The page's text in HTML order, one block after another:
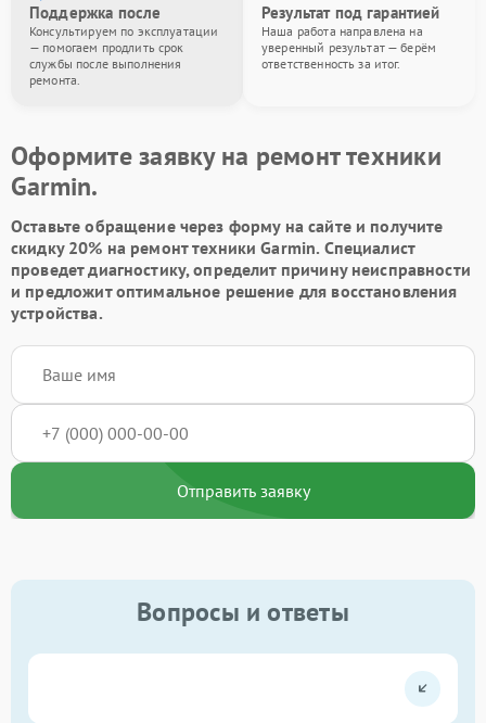
Поддержка после
Консультируем по эксплуатации
— помогаем продлить срок
службы после выполнения
ремонта.
Результат под гарантией
Наша работа направлена на
уверенный результат — берём
ответственность за итог.
Оформите заявку на ремонт техники
Garmin.
Оставьте обращение через форму на сайте и получите
скидку 20% на ремонт техники Garmin. Специалист
проведет диагностику, определит причину неисправности
и предложит оптимальное решение для восстановления
устройства.
Отправить заявку
Вопросы и ответы